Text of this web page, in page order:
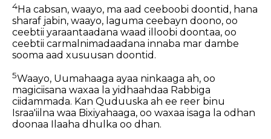
4Ha cabsan, waayo, ma aad ceeboobi doontid, hana
sharaf jabin, waayo, laguma ceebayn doono, oo
ceebtii yaraantaadana waad illoobi doontaa, oo
ceebtii carmalnimadaadana innaba mar dambe
sooma aad xusuusan doontid.
5Waayo, Uumahaaga ayaa ninkaaga ah, oo
magiciisana waxaa la yidhaahdaa Rabbiga
ciidammada. Kan Quduuska ah ee reer binu
Israa'iilna waa Bixiyahaaga, oo waxaa isaga la odhan
doonaa Ilaaha dhulka oo dhan.